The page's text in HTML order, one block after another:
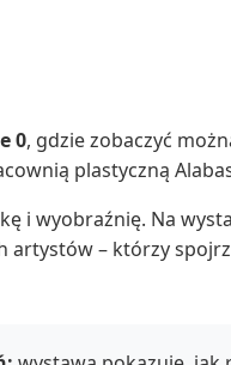
0, gdzie zobaczyć
plastyczną
i wyobraźnię. Na
artystów – którzy